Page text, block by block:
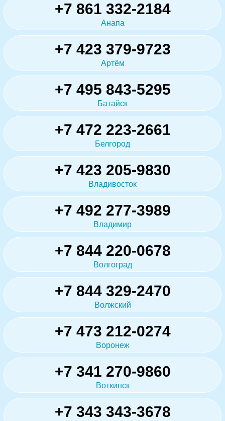
+7 861 332-2184
Анапа
+7 423 379-9723
Артём
+7 495 843-5295
Батайск
+7 472 223-2661
Белгород
+7 423 205-9830
Владивосток
+7 492 277-3989
Владимир
+7 844 220-0678
Волгоград
+7 844 329-2470
Волжский
+7 473 212-0274
Воронеж
+7 341 270-9860
Воткинск
+7 343 343-3678